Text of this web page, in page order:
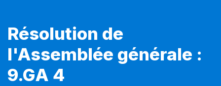
Résolution de
l'Assemblée générale :
9.GA 4